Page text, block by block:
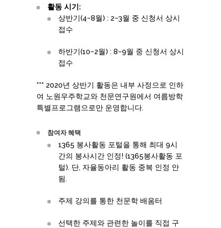
활동 시기:
상반기(4~8월) : 2~3월 중 신청서 상시
접수
하반기(10~2월) : 8~9월 중 신청서 상시
접수
*** 2020년 상반기 활동은 내부 사정으로 인하
여 노원우주학교와 천문연구원에서 여름방학
특별프로그램으로만 운영합니다.
참여자 혜택
1365 봉사활동 포털을 통해 최대 9시
간의 봉사시간 인정! (1365봉사활동 포
털). 단, 자율동아리 활동 중복 인정 안
됨.
주제 강의를 통한 천문학 배움터
선택한 주제와 관련한 놀이를 직접 구